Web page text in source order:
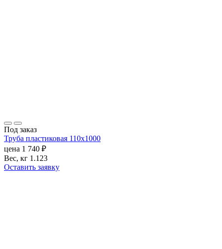
Под заказ
Труба пластиковая 110х1000
цена 1 740 ₽
Вес, кг 1.123
Оставить заявку